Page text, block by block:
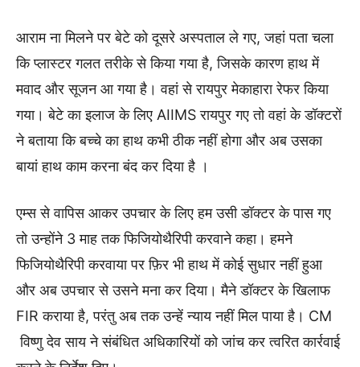
आराम ना मिलने पर बेटे को दूसरे अस्पताल ले गए, जहां पता चला
कि प्लास्टर गलत तरीके से किया गया है, जिसके कारण हाथ में
मवाद और सूजन आ गया है। वहां से रायपुर मेकाहारा रेफर किया
गया। बेटे का इलाज के लिए AIIMS रायपुर गए तो वहां के डॉक्टरों
ने बताया कि बच्चे का हाथ कभी ठीक नहीं होगा और अब उसका
बायां हाथ काम करना बंद कर दिया है ।
एम्स से वापिस आकर उपचार के लिए हम उसी डॉक्टर के पास गए
तो उन्होंने 3 माह तक फिजियोथैरिपी करवाने कहा। हमने
फिजियोथैरिपी करवाया पर फ़िर भी हाथ में कोई सुधार नहीं हुआ
और अब उपचार से उसने मना कर दिया। मैने डॉक्टर के खिलाफ
FIR कराया है, परंतु अब तक उन्हें न्याय नहीं मिल पाया है। CM
विष्णु देव साय ने संबंधित अधिकारियों को जांच कर त्वरित कार्रवाई